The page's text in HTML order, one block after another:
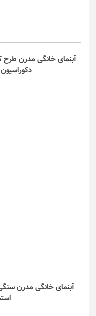
آبنمای خانگی مدرن طرح
آبنمای خانگی مدرن